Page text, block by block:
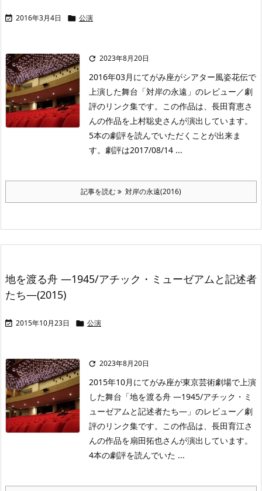
 2016年3月4日  公演
 2023年8月20日
2016年03月にてがみ座がシアター風姿花伝で
上演した舞台「対岸の永遠」のレビュー／劇
評のリンク集です。この作品は、長田育恵さ
んの作品を上村聡史さんが演出しています。
5本の劇評を読んでいただくことが出来ま
す。劇評は2017/08/14 ...
記事を読む 対岸の永遠(2016)
地を渡る舟 —1945/アチック・ミューゼアムと記述者
たち—(2015)
 2015年10月23日  公演
 2023年8月20日
2015年10月にてがみ座が東京芸術劇場で上演
した舞台「地を渡る舟 —1945/アチック・ミ
ューゼアムと記述者たち—」のレビュー／劇
評のリンク集です。この作品は、長田育江さ
んの作品を扇田拓也さんが演出しています。
4本の劇評を読んでいた ...